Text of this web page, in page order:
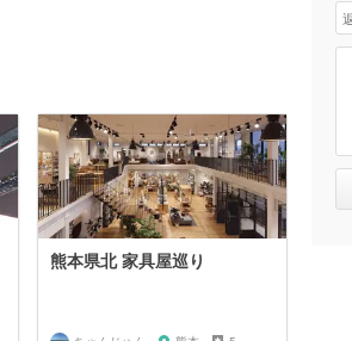
熊本県北 家具屋巡り